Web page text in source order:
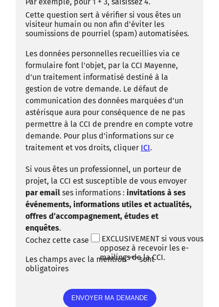
Cette question sert à vérifier si vous êtes un
visiteur humain ou non afin d'éviter les
soumissions de pourriel (spam) automatisées.
Les données personnelles recueillies via ce
formulaire font l'objet, par la CCI Mayenne,
d'un traitement informatisé destiné à la
gestion de votre demande. Le défaut de
communication des données marquées d’un
astérisque aura pour conséquence de ne pas
permettre à la CCI de prendre en compte votre
demande. Pour plus d’informations sur ce
traitement et vos droits, cliquer ICI.
Si vous êtes un professionnel, un porteur de
projet, la CCI est susceptible de vous envoyer
par email ses informations : invitations à ses
événements, informations utiles et actualités,
offres d’accompagnement, études et
enquêtes.
Cochez cette case
EXCLUSIVEMENT si vous vous
opposez à recevoir les e-
mailings de la CCI.
Les champs avec la mention "*" sont
obligatoires